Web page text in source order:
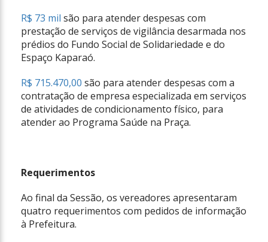
R$ 73 mil são para atender despesas com
prestação de serviços de vigilância desarmada nos
prédios do Fundo Social de Solidariedade e do
Espaço Kaparaó.
R$ 715.470,00 são para atender despesas com a
contratação de empresa especializada em serviços
de atividades de condicionamento físico, para
atender ao Programa Saúde na Praça.
Requerimentos
Ao final da Sessão, os vereadores apresentaram
quatro requerimentos com pedidos de informação
à Prefeitura.